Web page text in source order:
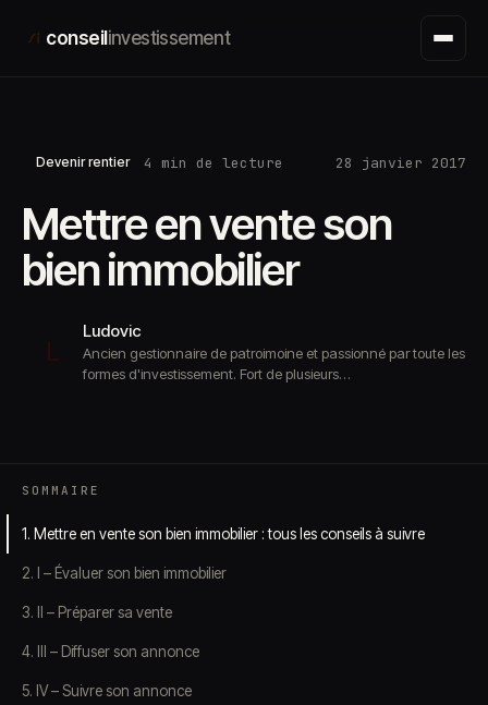
conseilinvestissement
Devenir rentier 4 min de lecture 28 janvier 2017
Mettre en vente son
bien immobilier
L
Ludovic
Ancien gestionnaire de patroimoine et passionné par toute les
formes d'investissement. Fort de plusieurs…
SOMMAIRE
1. Mettre en vente son bien immobilier : tous les conseils à suivre
2. I – Évaluer son bien immobilier
3. II – Préparer sa vente
4. III – Diffuser son annonce
5. IV – Suivre son annonce